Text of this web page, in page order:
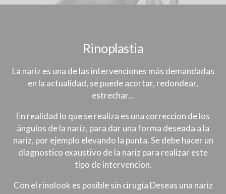
Rinoplastia
La nariz es una de las intervenciones más demandadas
en la actualidad, se puede acortar, redondear,
estrechar...
En realidad lo que se realiza es una correccion de los
ángulos de la nariz, para dar una forma deseada a la
nariz, por ejemplo elevando la punta. Se debe hacer un
diagnostico exaustivo de la nariz para realizar este
tipo de intervencion.
Con el rinolook es posible sin cirugía Deseas una nariz